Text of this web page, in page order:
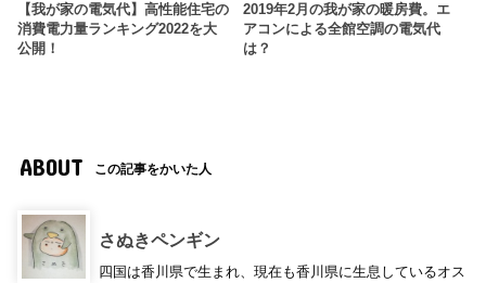
【我が家の電気代】高性能住宅の
消費電力量ランキング2022を大
公開！
2019年2月の我が家の暖房費。エ
アコンによる全館空調の電気代
は？
ABOUT この記事をかいた人
さぬきペンギン
四国は香川県で生まれ、現在も香川県に生息しているオス